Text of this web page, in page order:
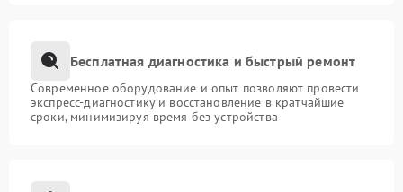
Бесплатная диагностика и быстрый ремонт
Современное оборудование и опыт позволяют провести
экспресс-диагностику и восстановление в кратчайшие
сроки, минимизируя время без устройства